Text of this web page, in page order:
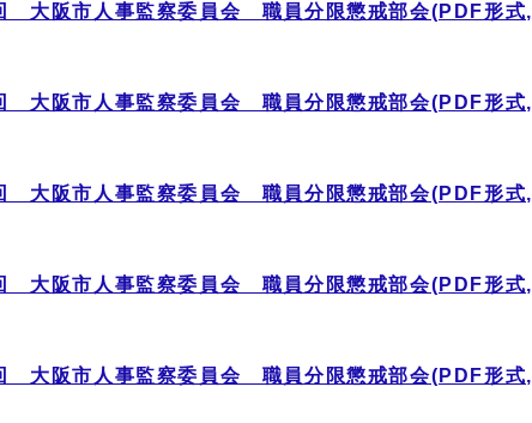
大阪市人事監察委員会 職員分限懲戒部会(PDF形式,
大阪市人事監察委員会 職員分限懲戒部会(PDF形式,
大阪市人事監察委員会 職員分限懲戒部会(PDF形式,
大阪市人事監察委員会 職員分限懲戒部会(PDF形式,
大阪市人事監察委員会 職員分限懲戒部会(PDF形式,